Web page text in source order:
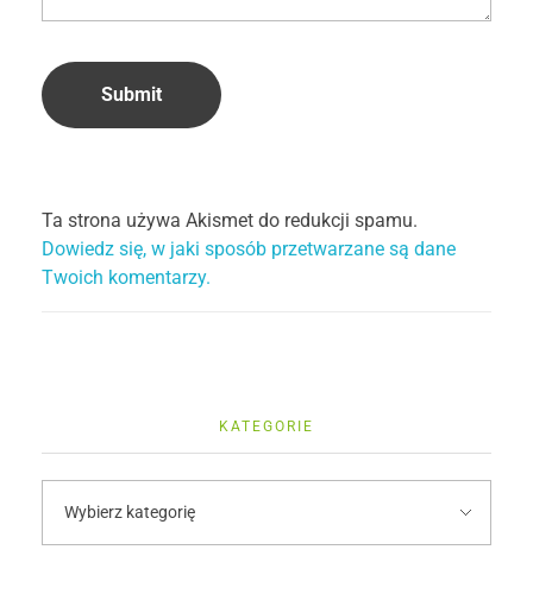
Ta strona używa Akismet do redukcji spamu.
Dowiedz się, w jaki sposób przetwarzane są dane
Twoich komentarzy.
KATEGORIE